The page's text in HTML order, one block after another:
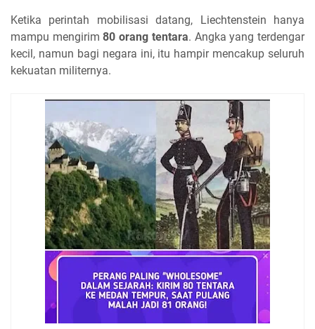
Ketika perintah mobilisasi datang, Liechtenstein hanya
mampu mengirim80 orang tentara. Angka yang terdengar
kecil, namun bagi negara ini, itu hampir mencakup seluruh
kekuatan militernya.